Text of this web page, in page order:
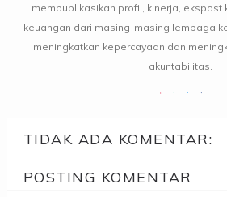
mempublikasikan profil, kinerja, ekspost
keuangan dari masing-masing lembaga
meningkatkan kepercayaan dan
akuntabilitas.
TIDAK ADA KOMENTAR:
POSTING KOMENTAR